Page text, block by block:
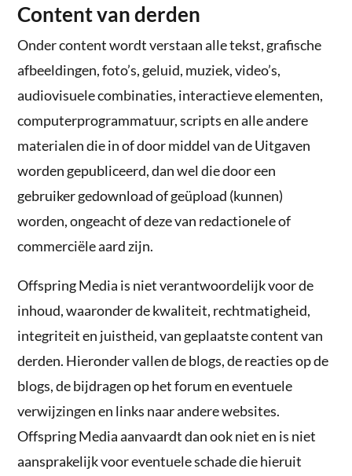
Content van derden
Onder content wordt verstaan alle tekst, grafische
afbeeldingen, foto’s, geluid, muziek, video’s,
audiovisuele combinaties, interactieve elementen,
computerprogrammatuur, scripts en alle andere
materialen die in of door middel van de Uitgaven
worden gepubliceerd, dan wel die door een
gebruiker gedownload of geüpload (kunnen)
worden, ongeacht of deze van redactionele of
commerciële aard zijn.
Offspring Media is niet verantwoordelijk voor de
inhoud, waaronder de kwaliteit, rechtmatigheid,
integriteit en juistheid, van geplaatste content van
derden. Hieronder vallen de blogs, de reacties op de
blogs, de bijdragen op het forum en eventuele
verwijzingen en links naar andere websites.
Offspring Media aanvaardt dan ook niet en is niet
aansprakelijk voor eventuele schade die hieruit